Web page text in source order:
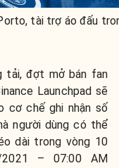
tài trợ áo đấu
tải, đợt mở bán fan
Launchpad sẽ
cơ chế ghi nhận số
người dùng có thể
dài trong vòng 10
– 07:00 AM